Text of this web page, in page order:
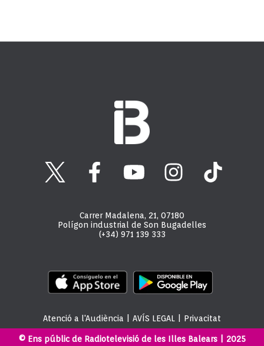
Carrer Madalena, 21, 07180
Polígon industrial de Son Bugadelles
(+34) 971 139 333
Atenció a l'Audiència AVÍS LEGAL Privacitat
© Ens públic de Radiotelevisió de les Illes Balears | 2025